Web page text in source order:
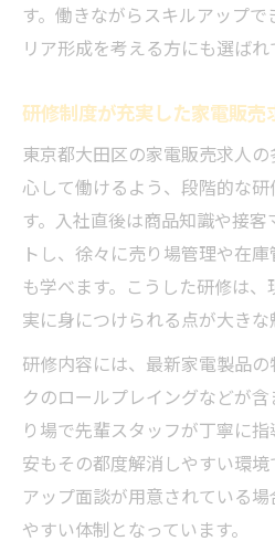
す。働きながらスキルアップ
リア形成を考える方にも選ばれ
研修制度が充実した家電販売
東京都大田区の家電販売求人
心して働けるよう、段階的な
す。入社直後は商品知識や接
トし、徐々に売り場管理や在
も学べます。こうした研修は
実に身につけられる点が大きな
研修内容には、最新家電製品
クのロールプレイングなどが
り場で先輩スタッフが丁寧に
安もその都度解消しやすい環
アップ面談が用意されている
やすい体制となっています。